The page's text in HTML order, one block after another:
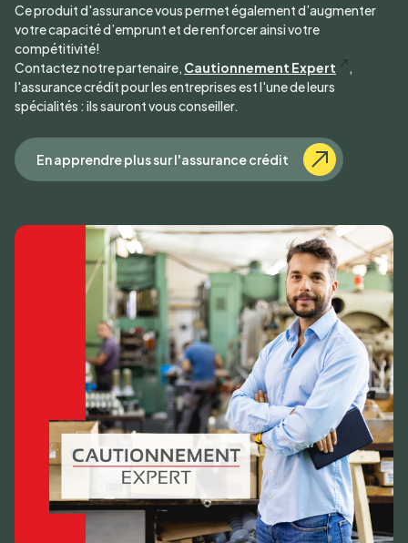
Ce produit d'assurance vous permet également d’augmenter
votre capacité d’emprunt et de renforcer ainsi votre
compétitivité!
Contactez notre partenaire, Cautionnement Expert
,
l'assurance crédit pour les entreprises est l'une de leurs
spécialités : ils sauront vous conseiller.
En apprendre plus sur l'assurance crédit